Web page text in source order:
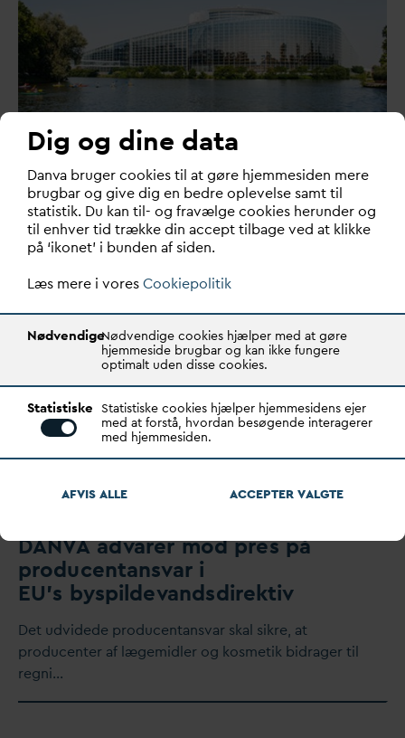
Regeringen må sige klart fra over
for presset på 'Forureneren
betaler'-princippet
De sektorer, hvis produkter bidrager væsentligt til
DANVA advarer mod pres på
producentansvar i
EU’s byspildevandsdirektiv
Det udvidede producentansvar skal sikre, at
producenter af lægemidler og kosmetik bidrager til
regni…
Dig og dine data
Danva bruger cookies til at gøre hjemmesiden mere
brugbar og give dig en bedre oplevelse samt til
statistik. Du kan til- og fravælge cookies herunder og
til enhver tid trække din accept tilbage ved at klikke
på ‘ikonet’ i bunden af siden.
Læs mere i voresCookiepolitik
NødvendigeNødvendige cookies hjælper med at gøre
hjemmeside brugbar og kan ikke fungere
optimalt uden disse cookies.
Statistiske Statistiske cookies hjælper hjemmesidens ejer
med at forstå, hvordan besøgende interagerer
med hjemmesiden.
AFVIS ALLE ACCEPTERVALGTE